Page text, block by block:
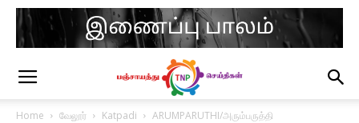
Home வேலூர் Katpadi ARUMPARUTHI/அரும்பருத்தி